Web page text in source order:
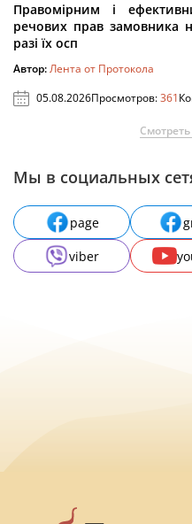
Правомірним і
речових прав замовника
разі їх осп
Автор:Лента от Протокола
05.08.2026Просмотров:361
Мы в социальных
page
viber